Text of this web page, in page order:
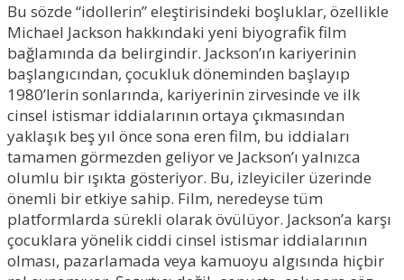
Bu sözde “idollerin” eleştirisindeki boşluklar, özellikle
Michael Jackson hakkındaki yeni biyografik film
bağlamında da belirgindir. Jackson’ın kariyerinin
başlangıcından, çocukluk döneminden başlayıp
1980’lerin sonlarında, kariyerinin zirvesinde ve ilk
cinsel istismar iddialarının ortaya çıkmasından
yaklaşık beş yıl önce sona eren film, bu iddiaları
tamamen görmezden geliyor ve Jackson’ı yalnızca
olumlu bir ışıkta gösteriyor. Bu, izleyiciler üzerinde
önemli bir etkiye sahip. Film, neredeyse tüm
platformlarda sürekli olarak övülüyor. Jackson’a karşı
çocuklara yönelik ciddi cinsel istismar iddialarının
olması, pazarlamada veya kamuoyu algısında hiçbir